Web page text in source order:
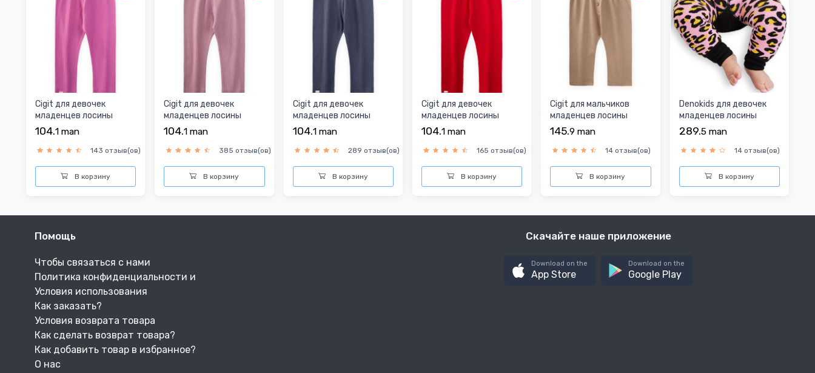
Cigit для девочек
младенцев лосины
104.1 man
143 отзыв(ов)
В корзину
Cigit для девочек
младенцев лосины
104.1 man
385 отзыв(ов)
В корзину
Cigit для девочек
младенцев лосины
104.1 man
289 отзыв(ов)
В корзину
Cigit для девочек
младенцев лосины
104.1 man
165 отзыв(ов)
В корзину
Cigit для мальчиков
младенцев лосины
145.9 man
14 отзыв(ов)
В корзину
Denokids для девочек
младенцев лосины
289.5 man
14 отзыв(ов)
В корзину
Помощь
Чтобы связаться с нами
Политика конфиденциальности и
Условия использования
Как заказать?
Условия возврата товара
Как сделать возврат товара?
Как добавить товар в избранное?
О нас
Скачайте наше приложение
Download on the
App Store
Download on the
Google Play